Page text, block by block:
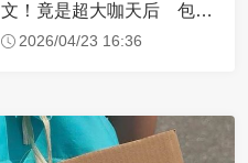
文！竟是超大咖天后 包尿
布忍尿5小時不喊累
2026/04/23 16:36